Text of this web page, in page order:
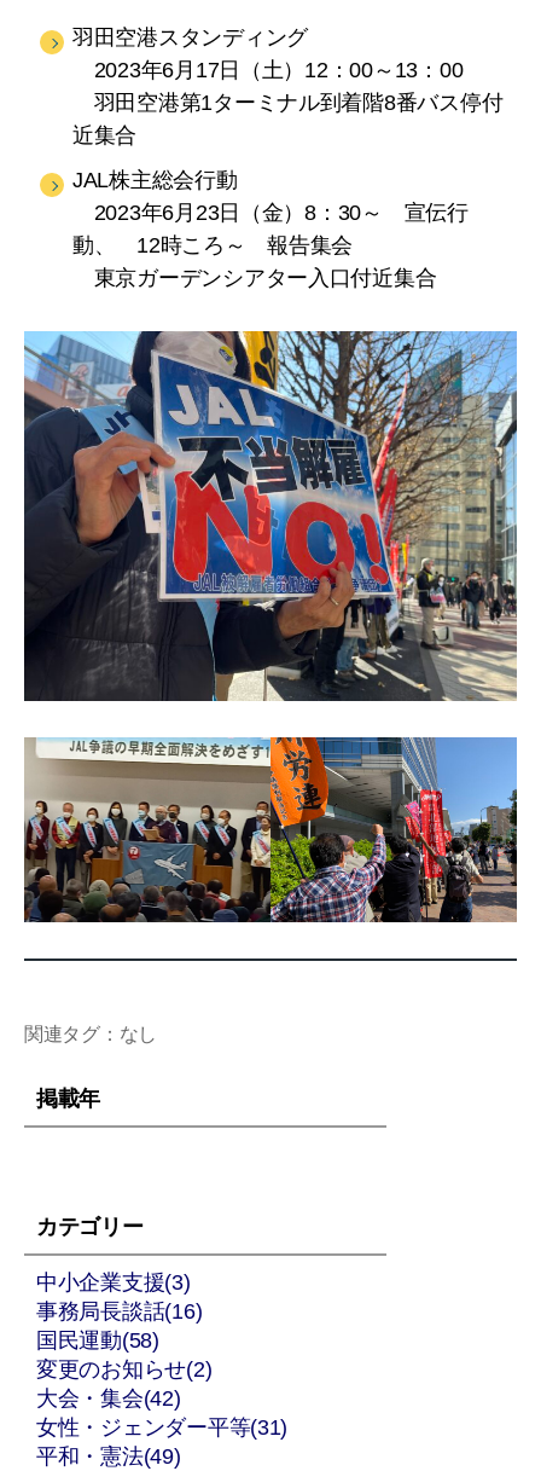
羽田空港スタンディング
2023年6月17日（土）12：00～13：00
羽田空港第1ターミナル到着階8番バス停付
近集合
JAL株主総会行動
2023年6月23日（金）8：30～ 宣伝行
動、 12時ころ～ 報告集会
東京ガーデンシアター入口付近集合
関連タグ：なし
掲載年
カテゴリー
中小企業支援(3)
事務局長談話(16)
国民運動(58)
変更のお知らせ(2)
大会・集会(42)
女性・ジェンダー平等(31)
平和・憲法(49)